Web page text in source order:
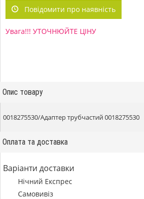
Повідомити про наявність
Увага!!! УТОЧНЮЙТЕ ЦІНУ
Опис товару
0018275530/Адаптер трубчастий 0018275530
Оплата та доставка
Варіанти доставки
Нічний Експрес
Самовивіз